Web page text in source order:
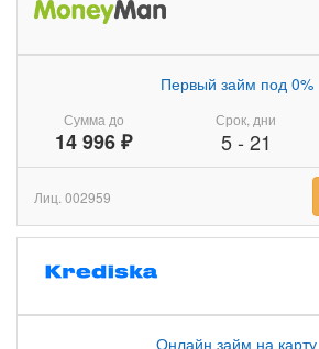
Сумма до
14 996 ₽
Первый займ под 0%
Срок, дни
5- 21
Лиц. 002959
Онлайн займ на карту